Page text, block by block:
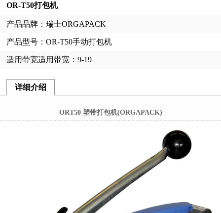
OR-T50打包机
产品品牌：瑞士ORGAPACK
产品型号：OR-T50手动打包机
适用带宽适用带宽：9-19
详细介绍
ORT50 塑带打包机(ORGAPACK)